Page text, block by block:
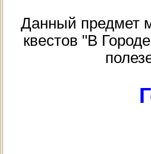
Данный предмет
квестов "В